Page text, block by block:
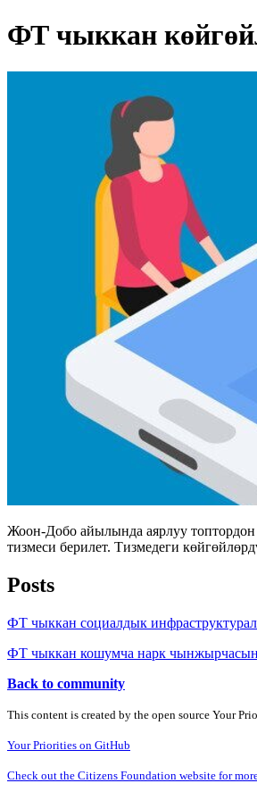
ФТ чыккан
Жоон-Добо айылында аярлуу топтордон
тизмеси берилет. Тизмедеги
Posts
ФТ чыккан социалдык
ФТ чыккан кошумча нарк
Back to community
This content is created by the open source Your
Your Priorities on GitHub
Check out the Citizens Foundation website for